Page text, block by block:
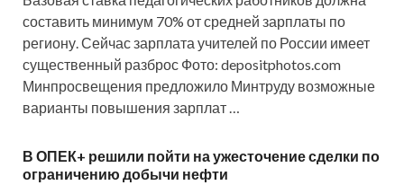
составить минимум 70% от средней зарплаты по
региону. Сейчас зарплата учителей по России имеет
существенный разброс Фото: depositphotos.com
Минпросвещения предложило Минтруду возможные
варианты повышения зарплат …
В ОПЕК+ решили пойти на ужесточение сделки по
ограничению добычи нефти